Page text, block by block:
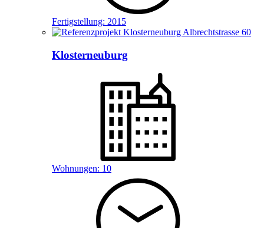
Fertigstellung: 2015
Klosterneuburg
Wohnungen: 10